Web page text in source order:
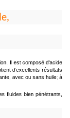
Il est composé d'acide
d’excellents résultats
avec ou sans huile; à
fluides bien pénétrants,